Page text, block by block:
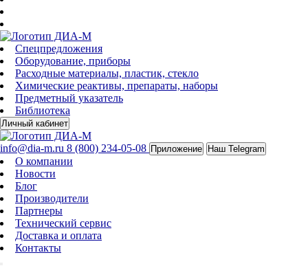
Спецпредложения
Оборудование, приборы
Расходные материалы, пластик, стекло
Химические реактивы, препараты, наборы
Предметный указатель
Библиотека
Личный кабинет
info@dia-m.ru 8 (800) 234-05-08 Приложение Наш Telegram
О компании
Новости
Блог
Производители
Партнеры
Технический сервис
Доставка и оплата
Контакты